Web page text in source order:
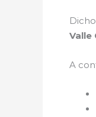
Valle
A